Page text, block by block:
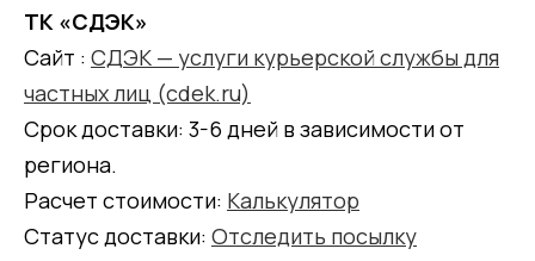
ТК «СДЭК»
Сайт : СДЭК — услуги курьерской службы для
частных лиц (cdek.ru)
Срок доставки: 3-6 дней в зависимости от
региона.
Расчет стоимости: Калькулятор
Статус доставки: Отследить посылку